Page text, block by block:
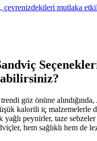
çevrenizdekileri mutlaka
trendi göz önüne
kalorili iç malzemelerle
yağlı peynirler, taze
hem sağlıklı hem de